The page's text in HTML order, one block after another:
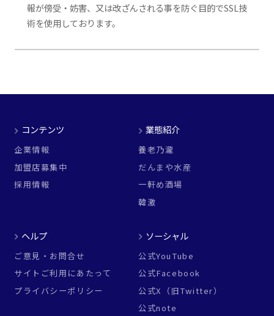
報が傍受・妨害、又は改ざんされる事を防ぐ目的でSSL技
術を使用しております。
コンテンツ
企業情報
加盟店募集中
採用情報
業態紹介
養老乃瀧
だんまや水産
一軒め酒場
韓激
ヘルプ
ご意見・お問合せ
サイトご利用にあたって
プライバシーポリシー
ソーシャル
公式YouTube
公式Facebook
公式X（旧Twitter）
公式note